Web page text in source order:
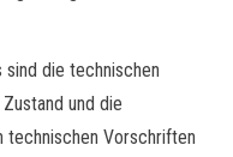
die technischen
und die
technischen Vorschriften